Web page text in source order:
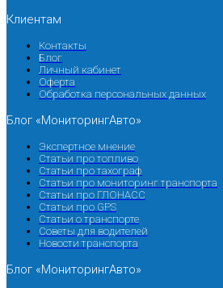
Клиентам
Контакты
Блог
Личный кабинет
Оферта
Обработка персональных данных
Блог «МониторингАвто»
Экспертное мнение
Статьи про топливо
Статьи про тахограф
Статьи про мониторинг транспорта
Статьи про ГЛОНАСС
Статьи про GPS
Статьи о транспорте
Советы для водителей
Новости транспорта
Блог «МониторингАвто»